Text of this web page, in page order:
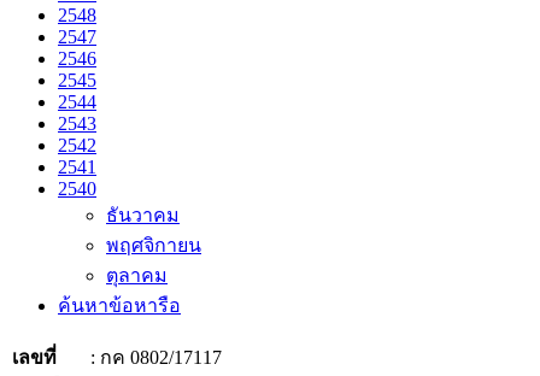
2548
2547
2546
2545
2544
2543
2542
2541
2540
ธันวาคม
พฤศจิกายน
ตุลาคม
ค้นหาข้อหารือ
เลขที่
: กค 0802/17117